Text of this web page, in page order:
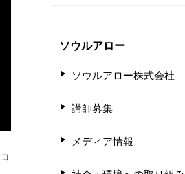
ソウルアロー
ソウルアロー株式会社
講師募集
メディア情報